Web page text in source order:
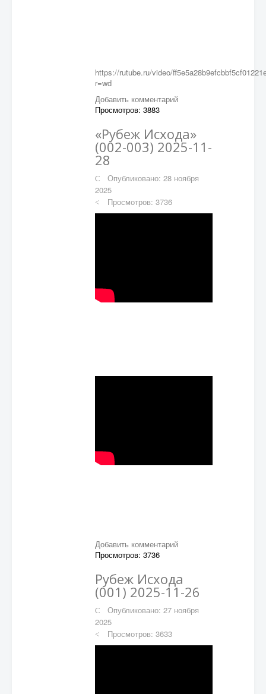
https://rutube.ru/video/
r=wd
Добавить комментарий
Просмотров: 3883
«Рубеж Исхода»
(002-003) 2025-11-
28
Опубликовано: 28 ноября
2025
Просмотров: 3736
Добавить комментарий
Просмотров: 3736
Рубеж Исхода
(001) 2025-11-26
Опубликовано: 27 ноября
2025
Просмотров: 3633